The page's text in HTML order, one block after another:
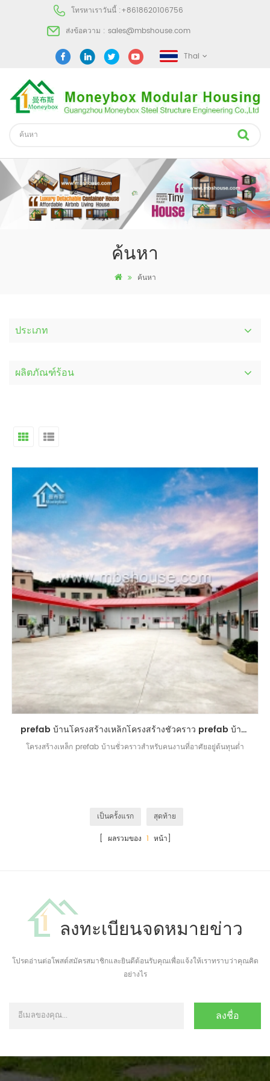
โทรหาเราวันนี้ :+8618620106756
ส่งข้อความ : sales@mbshouse.com
Thai
ค้นหา
ค้นหา
ประเภท
ผลิตภัณฑ์ร้อน
prefab บ้านโครงสร้างเหล็กโครงสร้างชั่วคราว prefab บ้านพักคนงานชั่วคราว
โครงสร้างเหล็ก prefab บ้านชั่วคราวสำหรับคนงานที่อาศัยอยู่ต้นทุนต่ำ
เป็นครั้งแรก
สุดท้าย
[ ผลรวมของ 1 หน้า]
ลงทะเบียนจดหมายข่าว
โปรดอ่านต่อโพสต์สมัครสมาชิกและยินดีต้อนรับคุณเพื่อแจ้งให้เราทราบว่าคุณคิด
อย่างไร